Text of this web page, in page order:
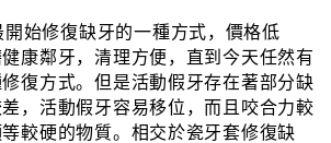
開始修復缺牙的一種方式，價格低
康鄰牙，清理方便，直到今天任然有
復方式。但是活動假牙存在著部分缺
，活動假牙容易移位，而且咬合力較
較硬的物質。相交於瓷牙套修復缺